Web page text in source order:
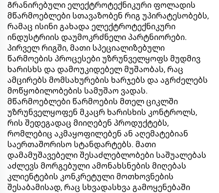
Გრანირებული ელექტროტექნიკური ფოლადის
მწარმოებლები სთავაზობენ რიგ უპირატესობებს,
რამაც ისინი გახადა ელექტროტექნიკური
ინდუსტრიის დაუმოკრძნელი პარტნიორები.
პირველ რიგში, მათი სპეციალიზებული
წარმოების პროცესები უზრუნველყოფს მუდმივ
ხარისხს და დამოუკიდებელ მუშაობას, რაც
ამცირებს მომსახურების ხარჯებს და აგრძელებს
მოწყობილობების სამუშაო ვადას.
მწარმოებლები წარმოების მთელ ციკლში
უზრუნველყოფენ მკაცრ ხარისხის კონტროლს,
რის შედეგადაც მიიღებენ პროდუქტებს,
რომლებიც აკმაყოფილებენ ან აღემატებიან
საერთაშორისო სტანდარტებს. მათი
დამამუშავებელი შესაძლებლობები საშუალებას
აძლევს მორგებული ამონახსნების მიღებას
კლიენტების კონკრეტული მოთხოვნების
შესაბამისად, რაც სხვადასხვა გამოყენებაში